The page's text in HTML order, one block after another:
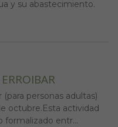
y su abastecimiento.
personas adultas)
octubre.Esta actividad
formalizado entr...